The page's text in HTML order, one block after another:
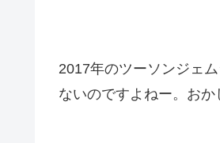
2017年のツーソンジェ
ないのですよねー。おか